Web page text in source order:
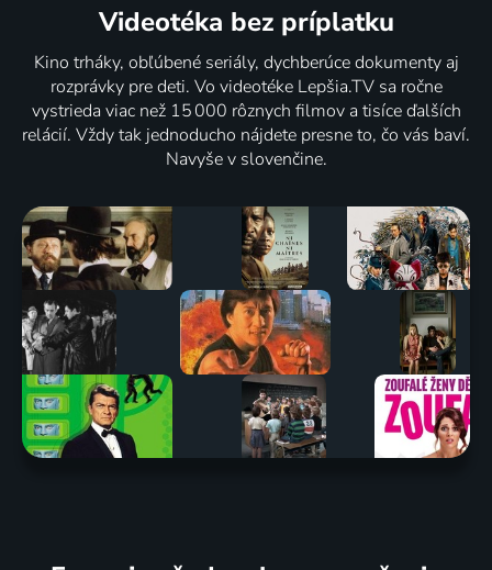
Videotéka bez príplatku
Kino trháky, obľúbené seriály, dychberúce dokumenty aj
rozprávky pre deti. Vo videotéke Lepšia.TV sa ročne
vystrieda viac než 15 000 rôznych filmov a tisíce ďalších
relácií. Vždy tak jednoducho nájdete presne to, čo vás baví.
Navyše v slovenčine.